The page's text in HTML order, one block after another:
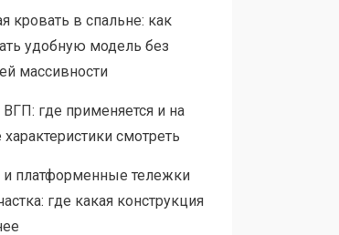
кровать в спальне: как
удобную модель без
массивности
ВГП: где применяется и на
характеристики смотреть
и платформенные тележки
где какая конструкция